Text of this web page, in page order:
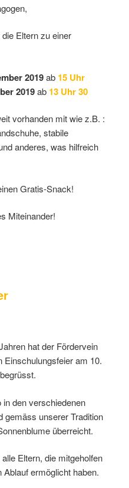
Eltern zu einer
2019ab 15 Uhr
2019ab 13 Uhr 30
vorhanden mit wie z.B. :
stabile
anderes, was hilfreich
Gratis-Snack!
Miteinander!
hat der Fördervein
am 10.
den verschiedenen
gemäss unserer Tradition
überreicht.
Eltern, die mitgeholfen
Ablauf ermöglicht haben.